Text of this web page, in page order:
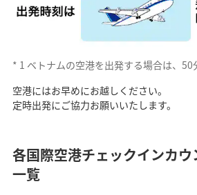
* 1 ベトナムの空港を出発する場合は、50
空港にはお早めにお越しください。
定時出発にご協力お願いいたします。
各国際空港チェックインカ
一覧